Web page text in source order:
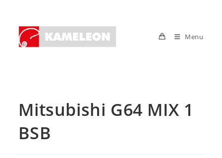
content
Menu
Mitsubishi G64 MIX 1
BSB